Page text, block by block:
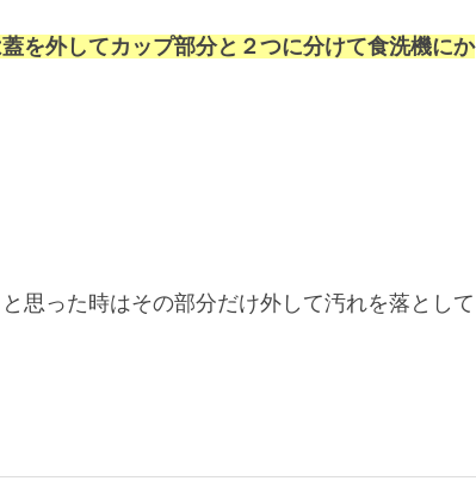
を外してカップ部分と２つに分けて食洗機にか
思った時はその部分だけ外して汚れを落として